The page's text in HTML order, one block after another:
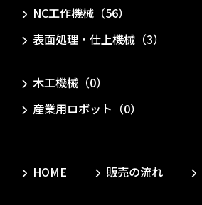
NC工作機械（56）
表面処理・仕上機械（3）
木工機械（0）
産業用ロボット（0）
HOME 販売の流れ